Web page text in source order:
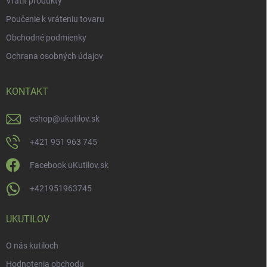
Poučenie k vráteniu tovaru
Obchodné podmienky
Ochrana osobných údajov
KONTAKT
eshop@ukutilov.sk
+421 951 963 745
Facebook uKutilov.sk
+421951963745
UKUTILOV
O nás kutiloch
Hodnotenia obchodu